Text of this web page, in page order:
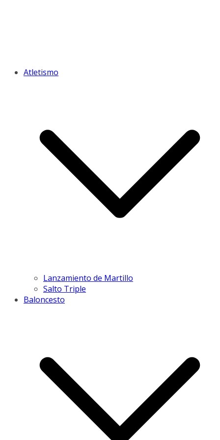
Atletismo
Lanzamiento de Martillo
Salto Triple
Baloncesto